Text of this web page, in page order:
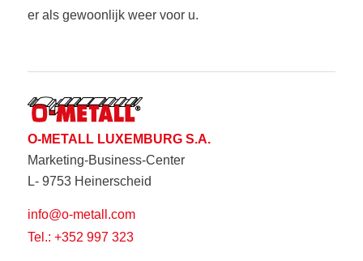
er als gewoonlijk weer voor u.
O-METALL LUXEMBURG S.A.
Marketing-Business-Center
L- 9753 Heinerscheid
info@o-metall.com
Tel.: +352 997 323